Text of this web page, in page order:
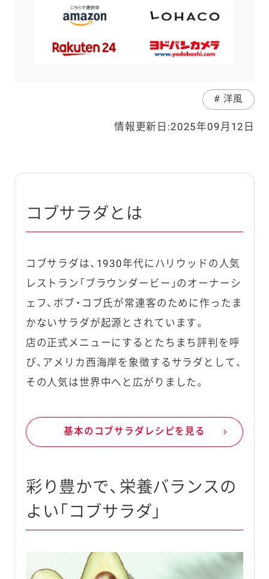
# 洋風
情報更新日:2025年09月12日
コブサラダとは
コブサラダは、1930年代にハリウッドの人気
レストラン「ブラウンダービー」のオーナーシ
ェフ、ボブ・コブ氏が常連客のために作ったま
かないサラダが起源とされています。
店の正式メニューにするとたちまち評判を呼
び、アメリカ西海岸を象徴するサラダとして、
その人気は世界中へと広がりました。
基本のコブサラダレシピを見る
彩り豊かで、栄養バランスの
よい「コブサラダ」